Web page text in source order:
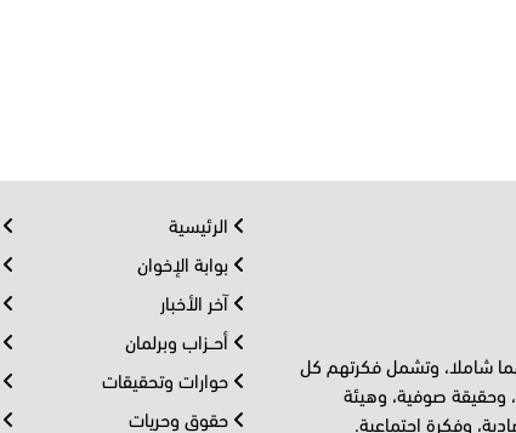
شاملا، وتشمل فكرتهم كل
وحقيقة صوفية، وهيئة
وفكرة اجتماعية.
الرئيسية
بوابة الإخوان
آخر الأخبار
أحــزاب وبرلمان
حوارات وتحقيقات
حقوق وحريات